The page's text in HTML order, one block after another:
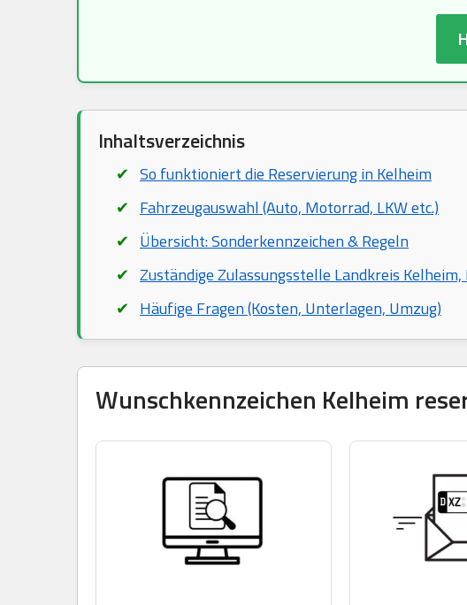
Inhaltsverzeichnis
So funktioniert die Reservierung in Kelheim
Fahrzeugauswahl (Auto, Motorrad, LKW etc.)
Übersicht: Sonderkennzeichen & Regeln
Zuständige Zulassungsstelle Landkreis
Häufige Fragen (Kosten, Unterlagen, Umzug)
Wunschkennzeichen Kelheim